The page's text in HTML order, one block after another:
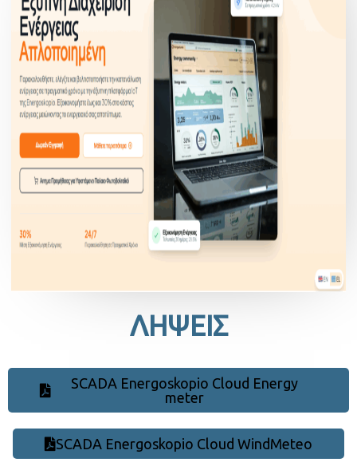
ΛΗΨΕΙΣ
SCADA Energoskopio Cloud Energy
meter
SCADA Energoskopio Cloud WindMeteo